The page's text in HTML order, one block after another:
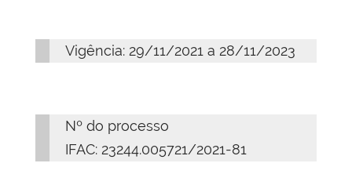
Vigência: 29/11/2021 a 28/11/2023
Nº do processo
IFAC:23244.005721/2021-81